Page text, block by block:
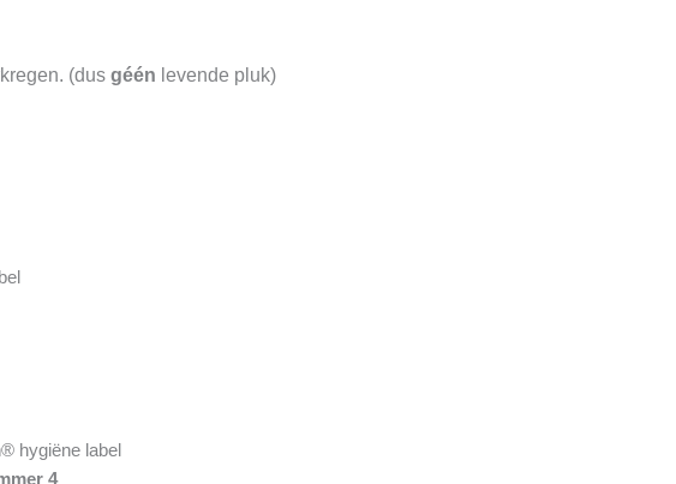
(dus géén levende pluk)
hygiëne label
4